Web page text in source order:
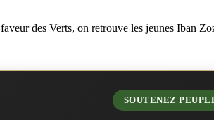
des Verts, on retrouve les jeunes Iban
SOUTENEZ